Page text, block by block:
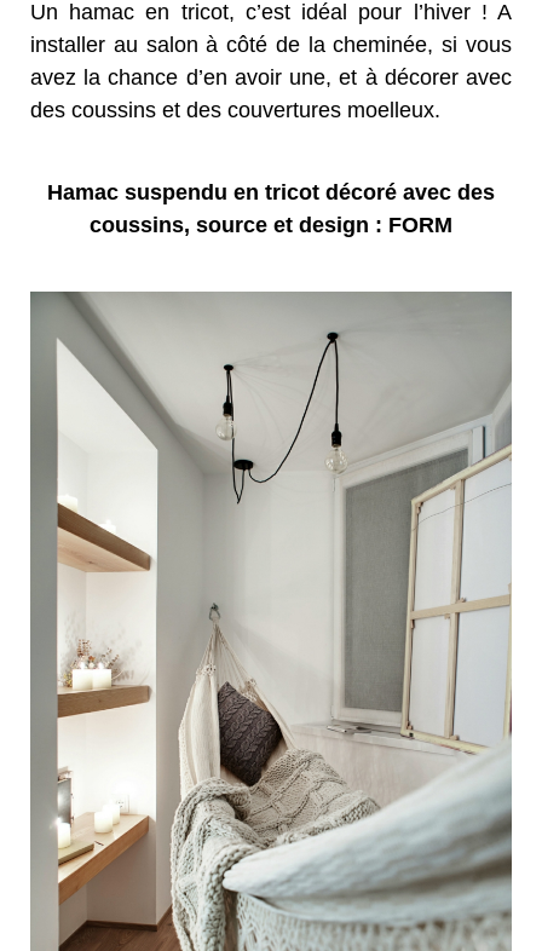
Un hamac en tricot, c’est idéal pour l’hiver ! A
installer au salon à côté de la cheminée, si vous
avez la chance d’en avoir une, et à décorer avec
des coussins et des couvertures moelleux.
Hamac suspendu en tricot décoré avec des
coussins, source et design : FORM